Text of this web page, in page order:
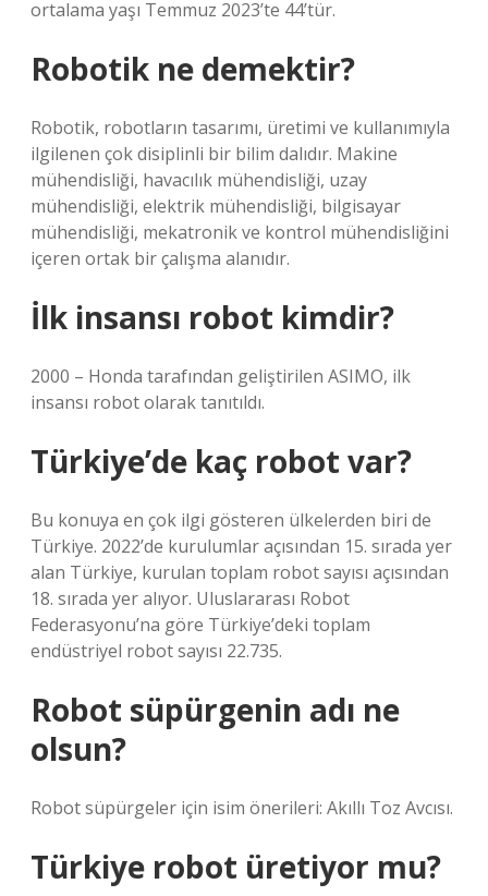
ortalama yaşı Temmuz 2023’te 44’tür.
Robotik ne demektir?
Robotik, robotların tasarımı, üretimi ve kullanımıyla
ilgilenen çok disiplinli bir bilim dalıdır. Makine
mühendisliği, havacılık mühendisliği, uzay
mühendisliği, elektrik mühendisliği, bilgisayar
mühendisliği, mekatronik ve kontrol mühendisliğini
içeren ortak bir çalışma alanıdır.
İlk insansı robot kimdir?
2000 – Honda tarafından geliştirilen ASIMO, ilk
insansı robot olarak tanıtıldı.
Türkiye’de kaç robot var?
Bu konuya en çok ilgi gösteren ülkelerden biri de
Türkiye. 2022’de kurulumlar açısından 15. sırada yer
alan Türkiye, kurulan toplam robot sayısı açısından
18. sırada yer alıyor. Uluslararası Robot
Federasyonu’na göre Türkiye’deki toplam
endüstriyel robot sayısı 22.735.
Robot süpürgenin adı ne
olsun?
Robot süpürgeler için isim önerileri: Akıllı Toz Avcısı.
Türkiye robot üretiyor mu?